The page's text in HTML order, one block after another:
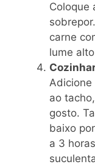
Coloque
carne
lume
Adicione
ao
gosto.
baixo
a 3